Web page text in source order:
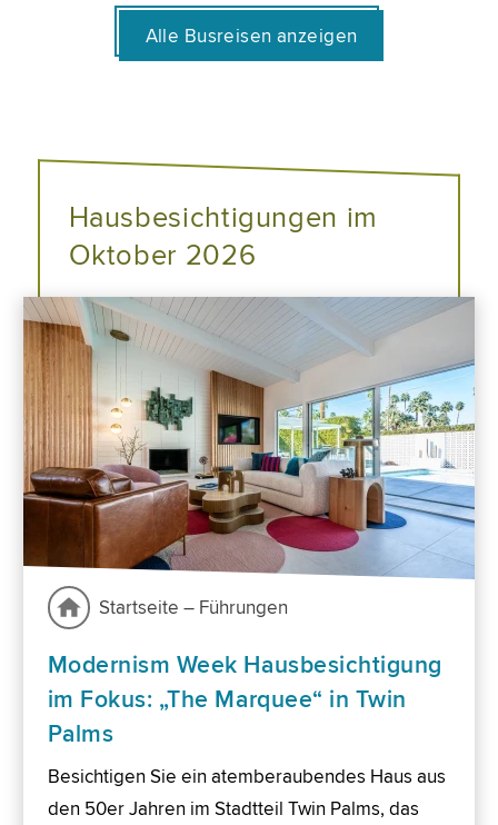
Alle Busreisen anzeigen
Hausbesichtigungen im
Oktober 2026
Startseite – Führungen
Modernism Week Hausbesichtigung
im Fokus: „The Marquee“ in Twin
Palms
Besichtigen Sie ein atemberaubendes Haus aus
den 50er Jahren im Stadtteil Twin Palms, das